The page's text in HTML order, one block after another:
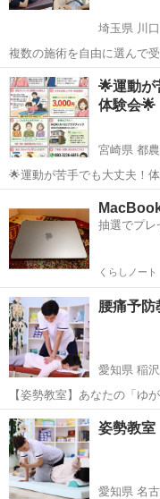
埼玉県 川
複数の施術を自由に選んで受けていた
か。 趣味からやってみようか。 期待と同時に湧いてくる不安
るために、 整体や周辺の手
入学前から就職先をご紹介...
埼玉 川口市 カイロ
🌟運動が
体験会🌟
宮崎県 都
🌟運動が苦手でも大丈夫！体幹トレ
ありませんか？ ☑ お腹まわりが気になってきた ☑ 昔より疲れやすい
☑ 姿勢が悪くなった気がす
ない ☑ 運動した方...抽選でプレ
くらしノート
腰痛予防
愛知県 稲
【姿勢教室】あなたの「ゆが
反り腰・肩の高さの左右差
きているかもしれません。 この姿勢教室では、全健会式カイロプラク
ティックの...
愛知 稲沢市 稲沢駅
姿勢教室
愛知県 名